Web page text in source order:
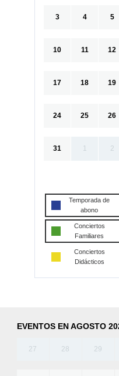
3 4 5
10 11 12
17 18 19
24 25 26
31 1 2
Temporada de
abono
Conciertos
Familiares
Conciertos
Didácticos
EVENTOS EN AGOSTO
27 28 29